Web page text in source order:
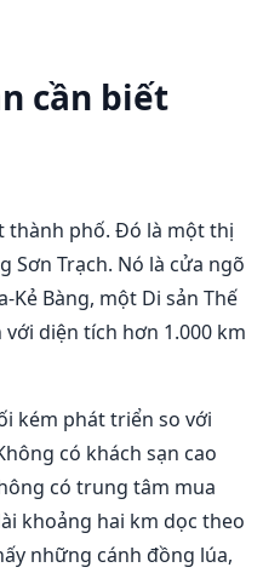
cần biết
thành phố. Đó là một thị
Sơn Trạch. Nó là cửa ngõ
Kẻ Bàng, một Di sản Thế
diện tích hơn 1.000 km
kém phát triển so với
có khách sạn cao
có trung tâm mua
khoảng hai km dọc theo
những cánh đồng lúa,